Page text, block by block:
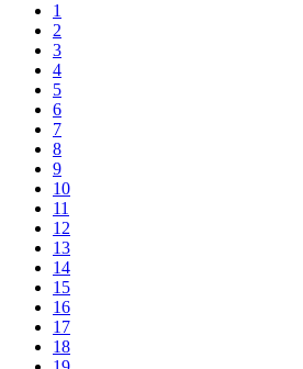
1
2
3
4
5
6
7
8
9
10
11
12
13
14
15
16
17
18